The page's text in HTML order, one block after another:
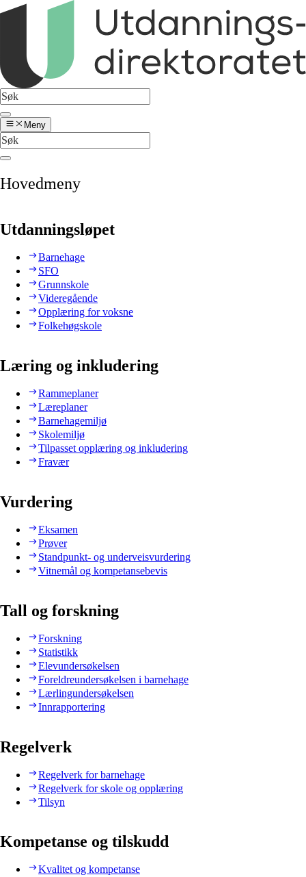
Meny
Hovedmeny
Utdanningsløpet
Barnehage
SFO
Grunnskole
Videregående
Opplæring for voksne
Folkehøgskole
Læring og inkludering
Rammeplaner
Læreplaner
Barnehagemiljø
Skolemiljø
Tilpasset opplæring og inkludering
Fravær
Vurdering
Eksamen
Prøver
Standpunkt- og underveisvurdering
Vitnemål og kompetansebevis
Tall og forskning
Forskning
Statistikk
Elevundersøkelsen
Foreldreundersøkelsen i barnehage
Lærlingundersøkelsen
Innrapportering
Regelverk
Regelverk for barnehage
Regelverk for skole og opplæring
Tilsyn
Kompetanse og tilskudd
Kvalitet og kompetanse